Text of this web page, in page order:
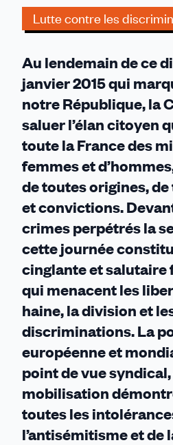
Lutte contre les
Au lendemain de ce
janvier 2015 qui
notre République,la
saluer l’élan citoyen
toute la France des
femmes et
de toutes origines,
et convictions.
crimes perpétrés la
cette journée
cinglante et salutaire
qui menacent les
haine, la division et
discriminations.La
européenne et
point de vue
mobilisation
toutes les
l’antisémitisme et de